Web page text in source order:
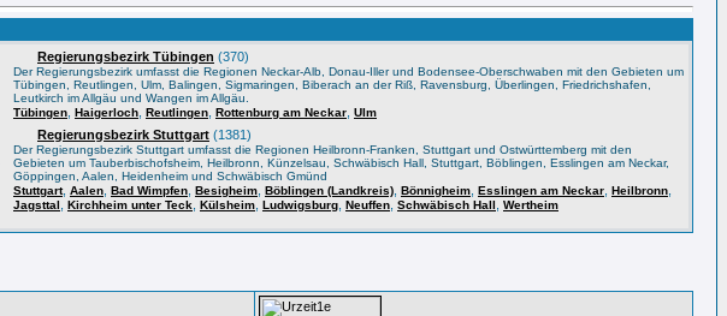
Regierungsbezirk Tübingen (370)
Der Regierungsbezirk umfasst die Regionen Neckar-Alb, Donau-Iller und Bodensee-Oberschwaben mit den Gebieten um
Tübingen, Reutlingen, Ulm, Balingen, Sigmaringen, Biberach an der Riß, Ravensburg, Überlingen, Friedrichshafen,
Leutkirch im Allgäu und Wangen im Allgäu.
Tübingen Haigerloch Reutlingen Rottenburg am Neckar Ulm
Regierungsbezirk Stuttgart (1381)
Der Regierungsbezirk Stuttgart umfasst die Regionen Heilbronn-Franken, Stuttgart und Ostwürttemberg mit den
Gebieten um Tauberbischofsheim, Heilbronn, Künzelsau, Schwäbisch Hall, Stuttgart, Böblingen, Esslingen am Neckar,
Göppingen, Aalen, Heidenheim und Schwäbisch Gmünd
Stuttgart, Aalen Bad Wimpfen Besigheim Böblingen (Landkreis) Bönnigheim Esslingen am Neckar Heilbronn
Jagsttal Kirchheim unter Teck Külsheim Ludwigsburg Neuffen Schwäbisch Hall Wertheim